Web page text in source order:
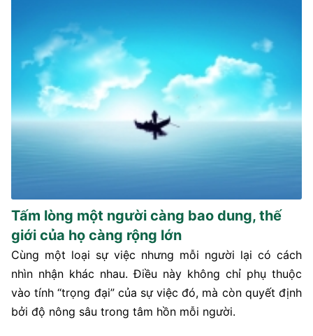
Tấm lòng một người càng bao dung, thế
giới của họ càng rộng lớn
Cùng một loại sự việc nhưng mỗi người lại có cách
nhìn nhận khác nhau. Điều này không chỉ phụ thuộc
vào tính “trọng đại” của sự việc đó, mà còn quyết định
bởi độ nông sâu trong tâm hồn mỗi người.